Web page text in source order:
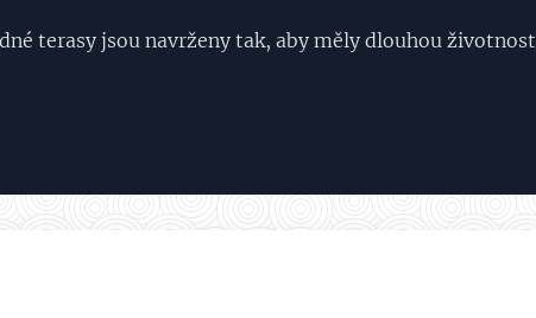
terasy jsou navrženy tak, aby měly dlouhou životnost